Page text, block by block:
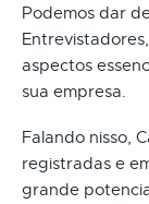
Podemos dar
aspectos
sua empresa.
Falando nisso,
registradas e
grande